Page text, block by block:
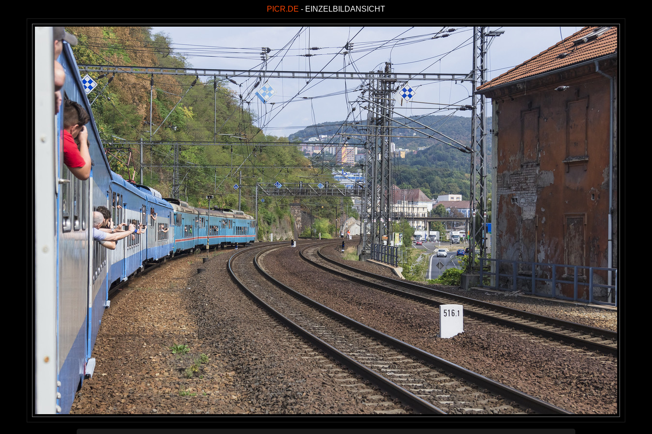
PICR.DE - EINZELBILDANSICHT